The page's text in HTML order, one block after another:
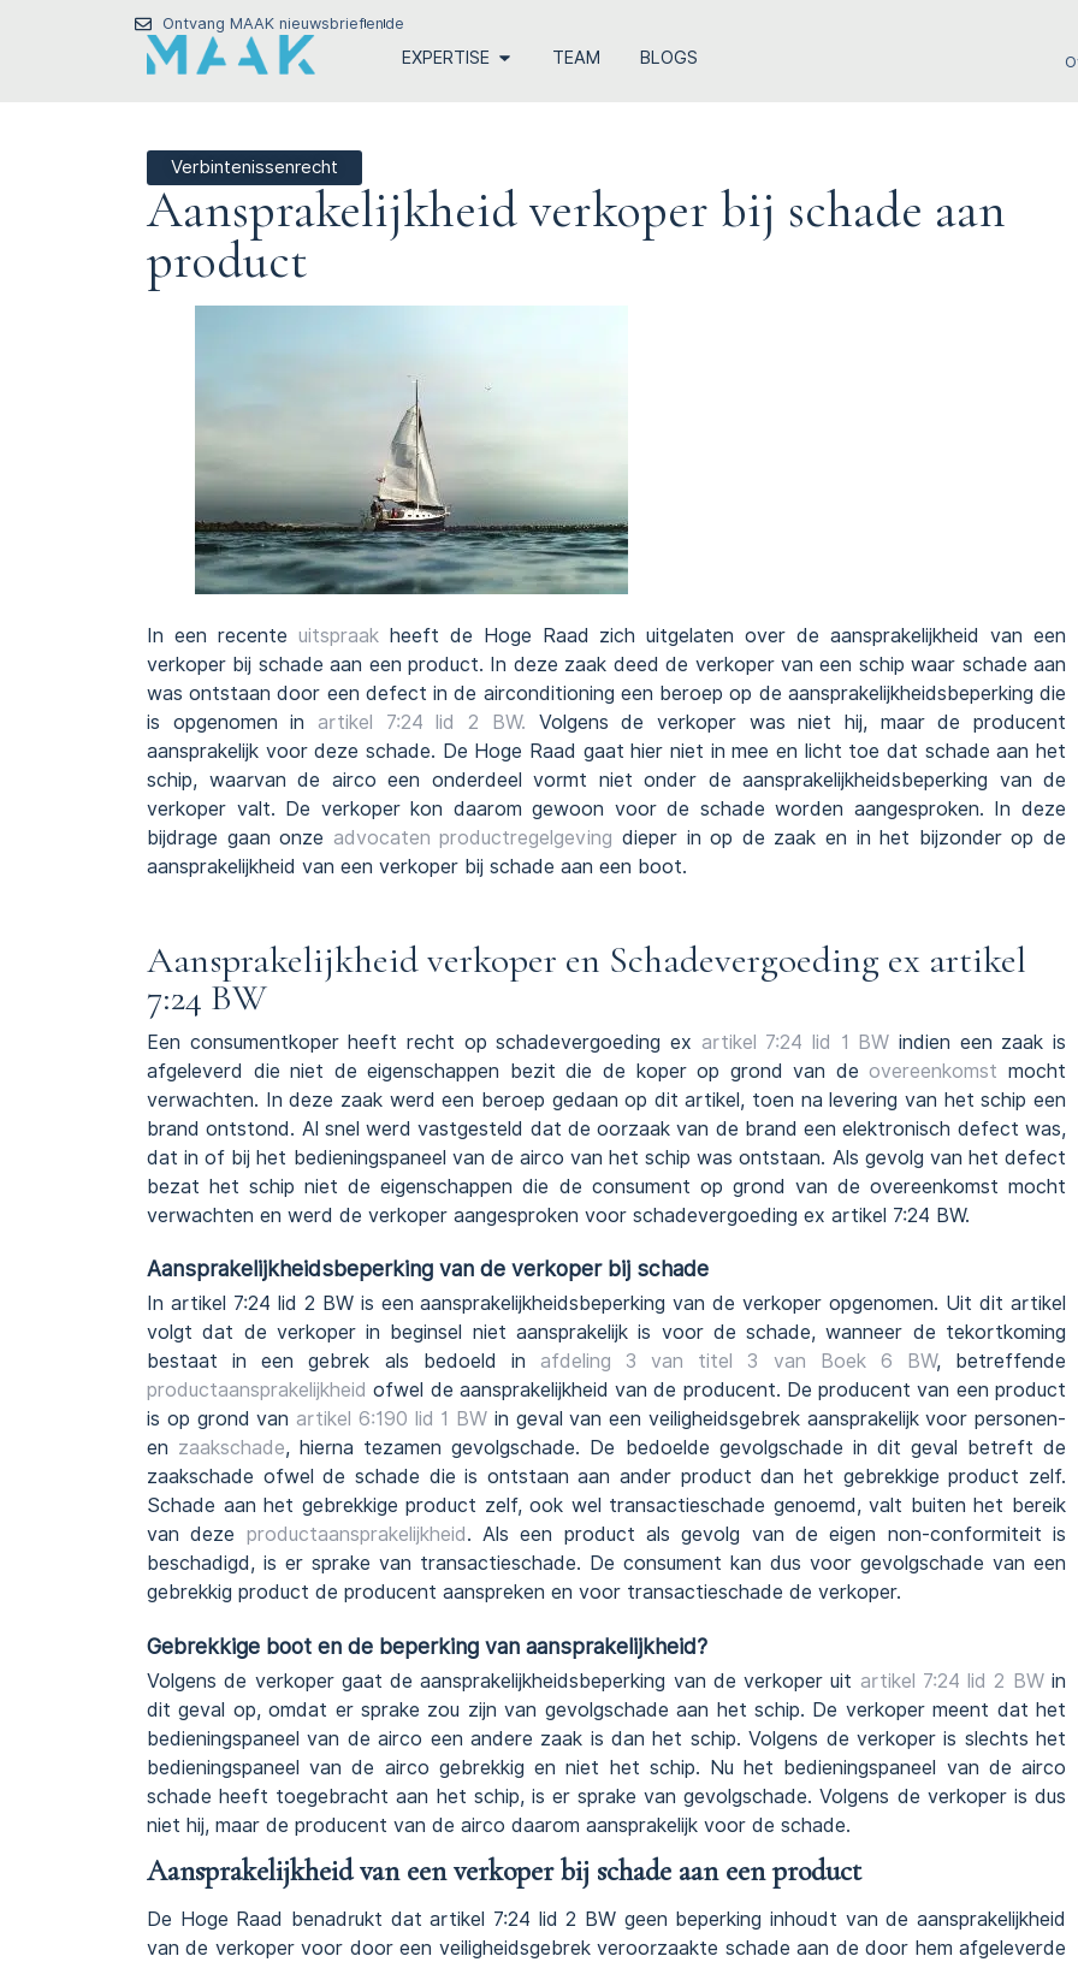
Ontvang MAAK nieuwsbriefende
EXPERTISE TEAM BLOGS
Verbintenissenrecht
Aansprakelijkheid verkoper bij schade aan
product
In een recente uitspraakheeft de Hoge Raad zich uitgelaten over de aansprakelijkheid van een
verkoper bij schade aan een product. In deze zaak deed de verkoper van een schip waar schade aan
was ontstaan door een defect in de airconditioning een beroep op de aansprakelijkheidsbeperking die
is opgenomen inartikel 7:24 lid 2 BW. Volgens de verkoper was niet hij, maar de producent
aansprakelijk voor deze schade. De Hoge Raad gaat hier niet in mee en licht toe dat schade aan het
schip, waarvan de airco een onderdeel vormt niet onder de aansprakelijkheidsbeperking van de
verkoper valt. De verkoper kon daarom gewoon voor de schade worden aangesproken. In deze
bijdrage gaan onze advocaten productregelgeving dieper in op de zaak en in het bijzonder op de
aansprakelijkheid van een verkoper bij schade aan een boot.
Aansprakelijkheid verkoper en Schadevergoeding ex artikel
7:24 BW
Een consumentkoper heeft recht op schadevergoeding ex artikel 7:24 lid 1 BW indien een zaak is
afgeleverd die niet de eigenschappen bezit die de koper op grond van deovereenkomst mocht
verwachten. In deze zaak werd een beroep gedaan op dit artikel, toen na levering van het schip een
brand ontstond. Al snel werd vastgesteld dat de oorzaak van de brand een elektronisch defect was,
dat in of bij het bedieningspaneel van de airco van het schip was ontstaan. Als gevolg van het defect
bezat het schip niet de eigenschappen die de consument op grond van de overeenkomst mocht
verwachten en werd de verkoper aangesproken voor schadevergoeding ex artikel 7:24 BW.
Aansprakelijkheidsbeperking van de verkoper bij schade
In artikel 7:24 lid 2 BW is een aansprakelijkheidsbeperking van de verkoper opgenomen. Uit dit artikel
volgt dat de verkoper in beginsel niet aansprakelijk is voor de schade, wanneer de tekortkoming
bestaat in een gebrek als bedoeld in afdeling 3 van titel 3 van Boek 6 BW, betreffende
productaansprakelijkheidofwel de aansprakelijkheid van de producent. De producent van een product
is op grond van artikel 6:190 lid 1 BW in geval van een veiligheidsgebrek aansprakelijk voor personen-
en zaakschade, hierna tezamen gevolgschade. De bedoelde gevolgschade in dit geval betreft de
zaakschade ofwel de schade die is ontstaan aan ander product dan het gebrekkige product zelf.
Schade aan het gebrekkige product zelf, ook wel transactieschade genoemd, valt buiten het bereik
van deze productaansprakelijkheid . Als een product als gevolg van de eigen non-conformiteit is
beschadigd, is er sprake van transactieschade. De consument kan dus voor gevolgschade van een
gebrekkig product de producent aanspreken en voor transactieschade de verkoper.
Gebrekkige boot en de beperking van aansprakelijkheid?
Volgens de verkoper gaat de aansprakelijkheidsbeperking van de verkoper uit artikel 7:24 lid 2 BWin
dit geval op, omdat er sprake zou zijn van gevolgschade aan het schip. De verkoper meent dat het
bedieningspaneel van de airco een andere zaak is dan het schip. Volgens de verkoper is slechts het
bedieningspaneel van de airco gebrekkig en niet het schip. Nu het bedieningspaneel van de airco
schade heeft toegebracht aan het schip, is er sprake van gevolgschade. Volgens de verkoper is dus
niet hij, maar de producent van de airco daarom aansprakelijk voor de schade.
Aansprakelijkheid van een verkoper bij schade aan een product
De Hoge Raad benadrukt dat artikel 7:24 lid 2 BW geen beperking inhoudt van de aansprakelijkheid
van de verkoper voor door een veiligheidsgebrek veroorzaakte schade aan de door hem afgeleverde